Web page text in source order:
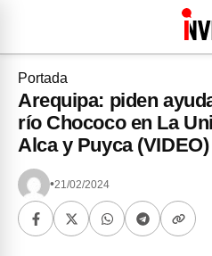
Portada
Arequipa: piden
río Chococo en La
Alca y Puyca (VIDEO)
•21/02/2024